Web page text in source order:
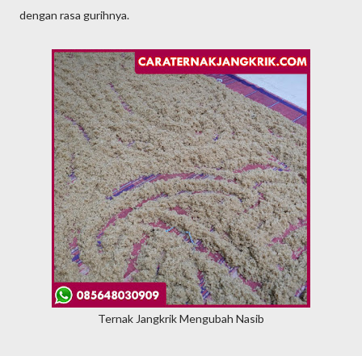
dengan rasa gurihnya.
Ternak Jangkrik Mengubah Nasib